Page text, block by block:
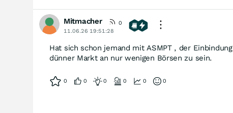
Mitmacher
0
11.06.26 19:51:28
Hat sich schon jemand mit ASMPT , der
dünner Markt an nur wenigen Börsen zu sein.
0 0 0 0 0 0